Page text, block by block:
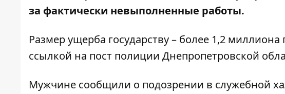
за фактически невыполненные работы.
Размер ущерба государству – более 1,2
ссылкой на пост полиции Днепропетровской
Мужчине сообщили о подозрении в служебной